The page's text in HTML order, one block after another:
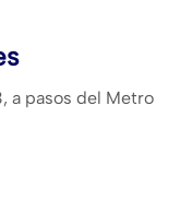
a pasos del Metro